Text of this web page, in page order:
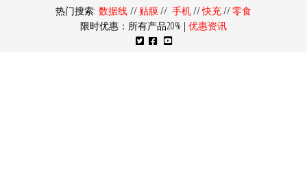
热门搜索: 数据线 // 贴膜// 手机//快充//零食
限时优惠：所有产品20% | 优惠资讯